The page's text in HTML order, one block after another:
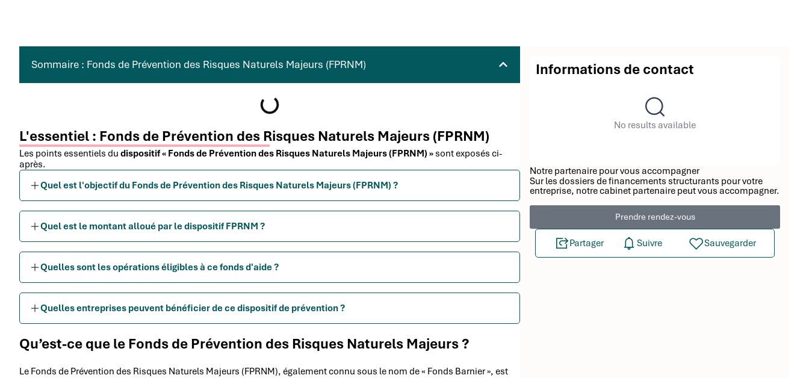
Sommaire : Fonds de Prévention des Risques Naturels Majeurs (FPRNM)
L'essentiel : Fonds de Prévention des Risques Naturels Majeurs (FPRNM)
Les points essentiels du dispositif « Fonds de Prévention des Risques Naturels Majeurs (FPRNM) » sont exposés ci-
après.
Quel est l'objectif du Fonds de Prévention des Risques Naturels Majeurs (FPRNM) ?
Quel est le montant alloué par le dispositif FPRNM ?
Quelles sont les opérations éligibles à ce fonds d'aide ?
Quelles entreprises peuvent bénéficier de ce dispositif de prévention ?
Qu’est-ce que le Fonds de Prévention des Risques Naturels Majeurs ?
Le Fonds de Prévention des Risques Naturels Majeurs (FPRNM), également connu sous le nom de « Fonds Barnier », est
Informations de contact
No results available
Notre partenaire pour vous accompagner
Sur les dossiers de financements structurants pour votre
entreprise, notre cabinet partenaire peut vous accompagner.
Prendre rendez-vous
Partager Suivre Sauvegarder